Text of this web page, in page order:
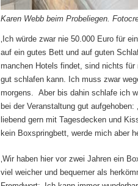
Karen Webb beim Probeliegen.
‚Ich würde zwar nie 50.000 Euro für
auf ein gutes Bett und auf guten
manchen Hotels findet, sind nichts für
gut schlafen kann. Ich muss zwar
morgens. Aber bis dahin schlafe ich
bei der Veranstaltung gut
liebend gern mit Tagesdecken und
kein Boxspringbett, werde mich aber
‚Wir haben hier vor zwei Jahren ein
viel weicher und bequemer als